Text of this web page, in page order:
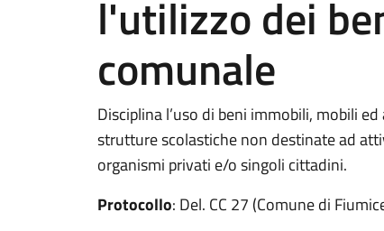
l'utilizzo dei
comunale
Disciplina l’uso di beni immobili, mobili
strutture scolastiche non destinate ad
organismi privati e/o singoli cittadini.
Protocollo: Del. CC 27 (Comune di